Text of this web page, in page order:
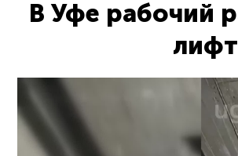
В Уфе рабочий